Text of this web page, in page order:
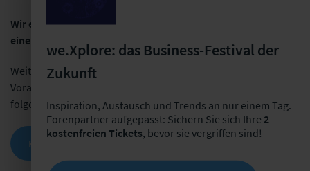
Wir empfehlen ausdrücklich die Nutzung eines Headsets, um
eine angemessene Tonqualität sicherzustellen.
Weitere Informationen zur Verwendung insb. zu technischen
Voraussetzungen und nützlichen FAQs, finden Sie unter
folgendem Link:
HINWEISE
we.Xplore: das Business-Festival der
Zukunft
Inspiration, Austausch und Trends an nur einem Tag.
Forenpartner aufgepasst: Sichern Sie sich Ihre 2
kostenfreien Tickets, bevor sie vergriffen sind!